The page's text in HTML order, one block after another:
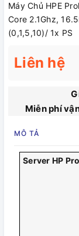
Máy Chủ HPE
Core 2.1Ghz,
(0,1,5,10)/ 1x PS
Liên hệ
Miễn phí
MÔ TẢ
Server HP